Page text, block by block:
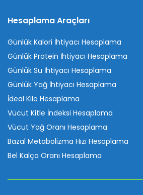
Hesaplama Araçları
Günlük Kalori İhtiyacı Hesaplama
Günlük Protein İhtiyacı Hesaplama
Günlük Su İhtiyacı Hesaplama
Günlük Yağ İhtiyacı Hesaplama
İdeal Kilo Hesaplama
Vücut Kitle İndeksi Hesaplama
Vücut Yağ Oranı Hesaplama
Bazal Metabolizma Hızı Hesaplama
Bel Kalça Oranı Hesaplama